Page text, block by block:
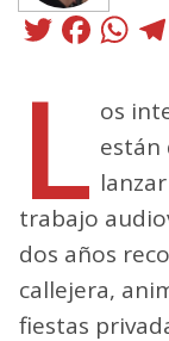
L os
están
trabajo
dos años
callejera,
fiestas